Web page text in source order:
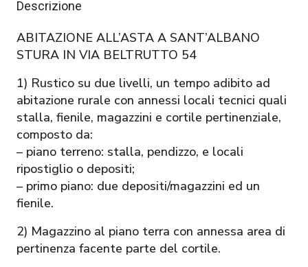
Descrizione
ABITAZIONE ALL’ASTA A SANT’ALBANO
STURA IN VIA BELTRUTTO 54
1) Rustico su due livelli, un tempo adibito ad
abitazione rurale con annessi locali tecnici quali
stalla, fienile, magazzini e cortile pertinenziale,
composto da:
– piano terreno: stalla, pendizzo, e locali
ripostiglio o depositi;
– primo piano: due depositi/magazzini ed un
fienile.
2) Magazzino al piano terra con annessa area di
pertinenza facente parte del cortile.